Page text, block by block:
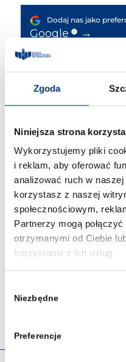
Zgoda
Niniejsza strona
Wykorzystujemy pliki
i reklam, aby oferować
analizować ruch w
korzystasz z naszej
społecznościowym,
Partnerzy mogą
otrzymanymi od Ciebie
korzystania z ich usług.
zgody
Niezbędne
Preferencje
Dodaj nas jako
Google i →
19.10.2023 – godz.
26.10.2023 –
Na konsultacje
mail:
W temacie prosimy
psychologa”.